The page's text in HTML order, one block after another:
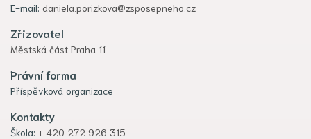
E-mail: daniela.porizkova@zsposepneho.cz
Zřizovatel
Městská část Praha 11
Právní forma
Příspěvková organizace
Kontakty
Škola: + 420 272 926 315